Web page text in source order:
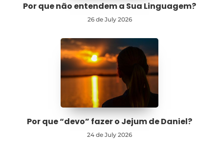
Por que não entendem a Sua Linguagem?
26 de July 2026
Por que “devo” fazer o Jejum de Daniel?
24 de July 2026